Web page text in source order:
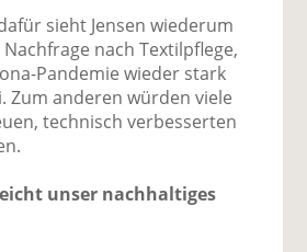
sieht Jensen wiederum
nach Textilpflege,
Pandemie wieder stark
Zum anderen würden viele
technisch verbesserten
unser nachhaltiges